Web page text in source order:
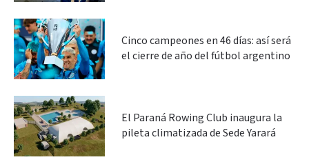
Cinco campeones en 46 días: así será
el cierre de año del fútbol argentino
El Paraná Rowing Club inaugura la
pileta climatizada de Sede Yarará